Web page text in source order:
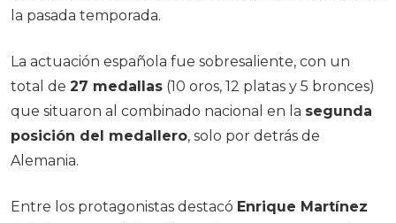
la pasada temporada.
La actuación española fue sobresaliente, con un
total de 27 medallas (10 oros, 12 platas y 5 bronces)
que situaron al combinado nacional en la segunda
posición del medallero, solo por detrás de
Alemania.
Entre los protagonistas destacó Enrique Martínez